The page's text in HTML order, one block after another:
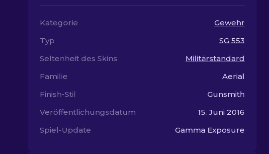
Kategorie
Gewehr
Typ
SG 553
Seltenheit des Skins
Militärstandard
Familie
Aerial
Finish-Stil
Gunsmith
Veröffentlichungsdatum
15. Juni 2016
Spiel-Update
Gamma Exposure